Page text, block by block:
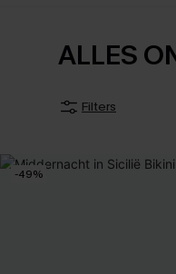
ALLES
Filters
-49%